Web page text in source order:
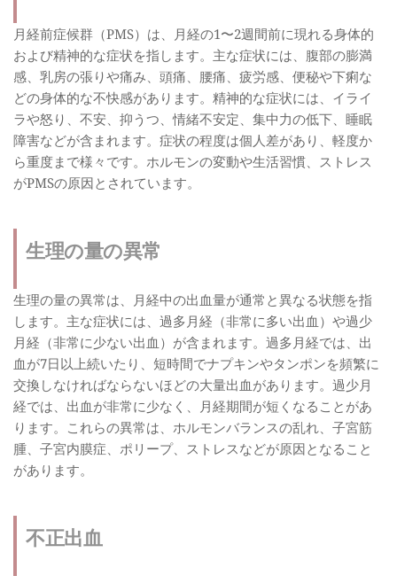
月経前症候群（PMS）は、月経の1〜2週間前に現れる身体的
および精神的な症状を指します。主な症状には、腹部の膨満
感、乳房の張りや痛み、頭痛、腰痛、疲労感、便秘や下痢な
どの身体的な不快感があります。精神的な症状には、イライ
ラや怒り、不安、抑うつ、情緒不安定、集中力の低下、睡眠
障害などが含まれます。症状の程度は個人差があり、軽度か
ら重度まで様々です。ホルモンの変動や生活習慣、ストレス
がPMSの原因とされています。
生理の量の異常
生理の量の異常は、月経中の出血量が通常と異なる状態を指
します。主な症状には、過多月経（非常に多い出血）や過少
月経（非常に少ない出血）が含まれます。過多月経では、出
血が7日以上続いたり、短時間でナプキンやタンポンを頻繁に
交換しなければならないほどの大量出血があります。過少月
経では、出血が非常に少なく、月経期間が短くなることがあ
ります。これらの異常は、ホルモンバランスの乱れ、子宮筋
腫、子宮内膜症、ポリープ、ストレスなどが原因となること
があります。
不正出血